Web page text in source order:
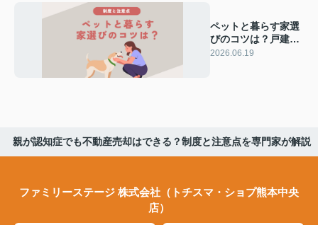
ペットと暮らす家選
びのコツは？戸建と
マンションを比較し
2026.06.19
親が認知症でも不動産売却はできる？制度と注意点を専門家が解説
ファミリーステージ 株式会社（トチスマ・ショプ熊本中央
店）